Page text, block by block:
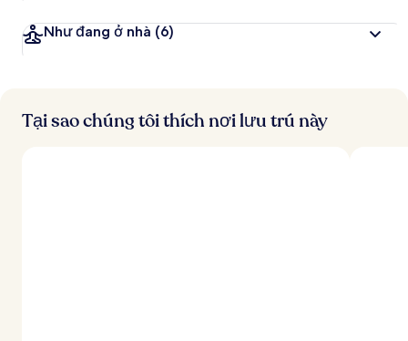
Như đang ở nhà (6)
Tại sao chúng tôi thích nơi lưu trú này